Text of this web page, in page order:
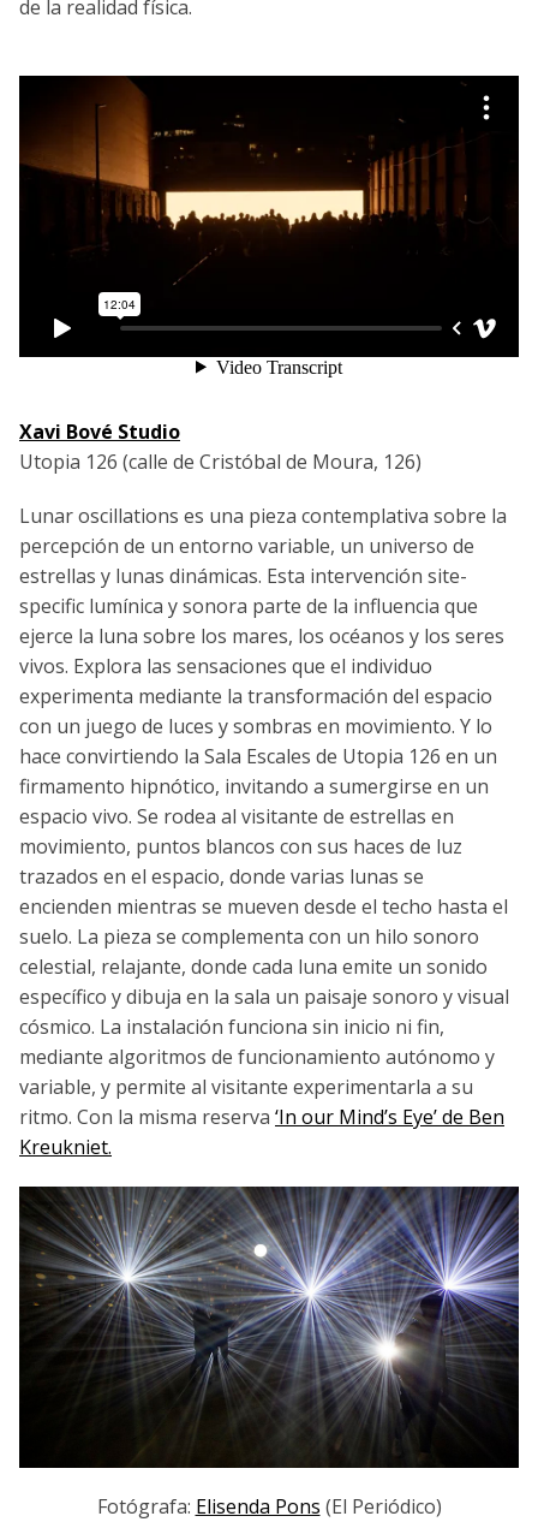
de la realidad física.
Xavi Bové Studio
Utopia 126 (calle de Cristóbal de Moura, 126)
Lunar oscillations es una pieza contemplativa sobre la
percepción de un entorno variable, un universo de
estrellas y lunas dinámicas. Esta intervención site-
specific lumínica y sonora parte de la influencia que
ejerce la luna sobre los mares, los océanos y los seres
vivos. Explora las sensaciones que el individuo
experimenta mediante la transformación del espacio
con un juego de luces y sombras en movimiento. Y lo
hace convirtiendo la Sala Escales de Utopia 126 en un
firmamento hipnótico, invitando a sumergirse en un
espacio vivo. Se rodea al visitante de estrellas en
movimiento, puntos blancos con sus haces de luz
trazados en el espacio, donde varias lunas se
encienden mientras se mueven desde el techo hasta el
suelo. La pieza se complementa con un hilo sonoro
celestial, relajante, donde cada luna emite un sonido
específico y dibuja en la sala un paisaje sonoro y visual
cósmico. La instalación funciona sin inicio ni fin,
mediante algoritmos de funcionamiento autónomo y
variable, y permite al visitante experimentarla a su
ritmo. Con la misma reserva ‘In our Mind’s Eye’ de Ben
Kreukniet.
Fotógrafa: Elisenda Pons (El Periódico)